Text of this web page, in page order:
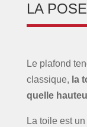
LA POSE
Le plafond
classique, la
quelle
La toile est un